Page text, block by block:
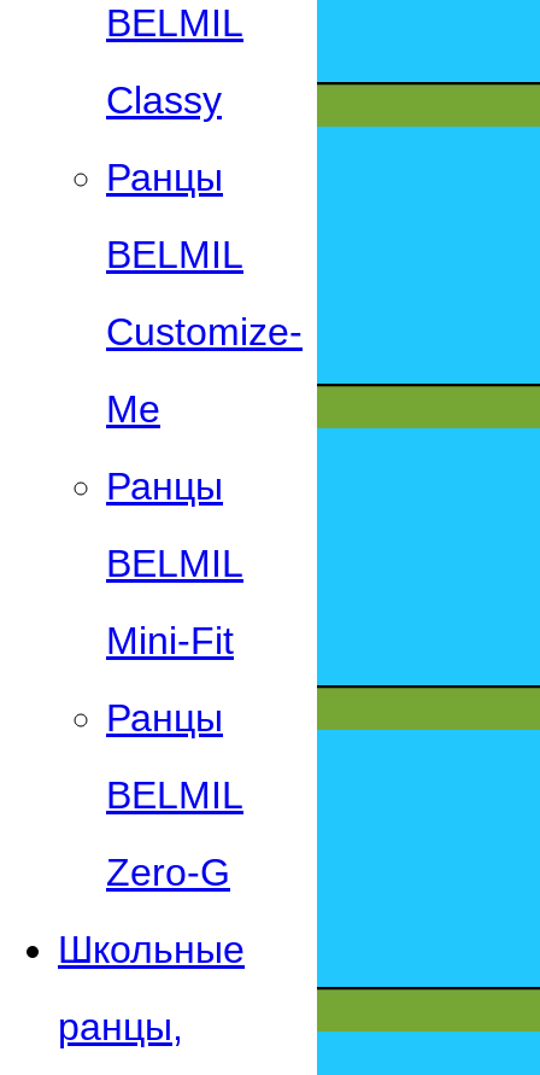
BELMIL
Classy
Ранцы
BELMIL
Customize-
Me
Ранцы
BELMIL
Mini-Fit
Ранцы
BELMIL
Zero-G
Школьные
ранцы,